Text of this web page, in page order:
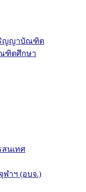
ริญญาบัณฑิต
ฑิตศึกษา
สนเทศ
ฬาฯ (อบจ.)